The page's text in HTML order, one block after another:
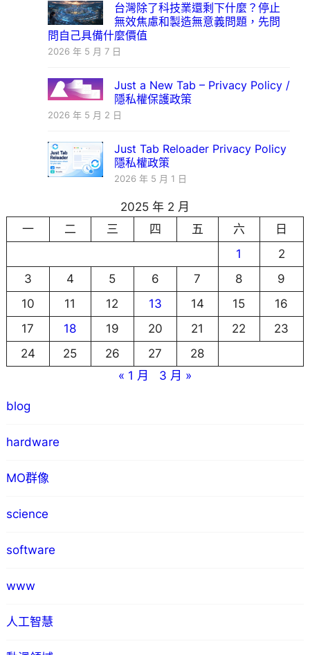
台灣除了科技業還剩下什麼？停止
無效焦慮和製造無意義問題，先問
問自己具備什麼價值
2026 年 5 月 7 日
Just a New Tab – Privacy Policy /
隱私權保護政策
2026 年 5 月 2 日
Just Tab Reloader Privacy Policy
隱私權政策
2026 年 5 月 1 日
2025 年 2 月
一
二 三 四 五 六
日
1
2
3
4 5 6 7 8
9
10
11 12 13 14 15
16
17
18 19 20 21 22
23
24
25 26 27
28
« 1 月
3 月 »
blog
hardware
MO群像
science
software
www
人工智慧